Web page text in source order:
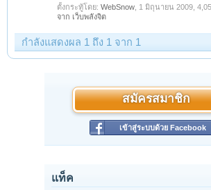
ตั้งกระทู้โดย: WebSnow 1 มิถุนายน 2009 ,
จาก เว็บพลังจิต
กำลังแสดงผล 1 ถึง 1 จาก 1
สมัครสมาชิก
เข้าสู่ระบบด้วย Facebook
แท็ค